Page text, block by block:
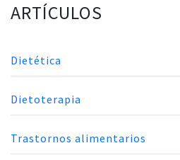
ARTÍCULOS
Dietética
Dietoterapia
Trastornos alimentarios